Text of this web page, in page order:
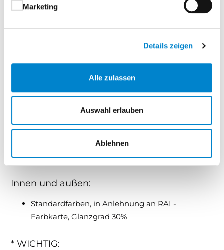
Marketing
Details zeigen
Alle zulassen
Auswahl erlauben
Ablehnen
Verglasungselemente mit DURATEC Kunststoff-
Verglasungsrahmen aus Kunststoff,
standardmäßig weiß:
nach Wahl gegen Mehrpreis möglich
Oberflächenbeschichtung
Innen und außen:
Standardfarben, in Anlehnung an RAL-
Farbkarte, Glanzgrad 30%
* WICHTIG: